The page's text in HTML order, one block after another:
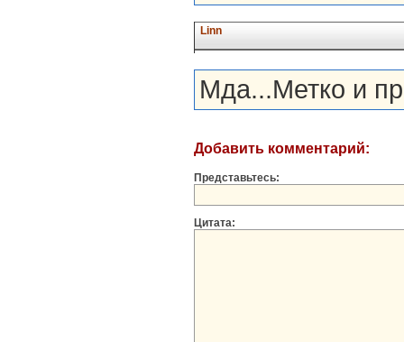
Linn
Мда...Метко и
Добавить комментарий:
Представьтесь:
Цитата: